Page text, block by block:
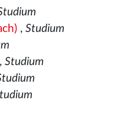
, Studium
Studium